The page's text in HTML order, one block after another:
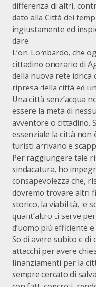
differenza di altri,
dato alla Città dei
ingiustamente ed
dare.
L’on. Lombardo, che
cittadino onorario di
della nuova rete idrica
ripresa della città ed
Una città senz’acqua
essere la meta di
avventore o cittadino.
essenziale la città non
turisti arrivano e
Per raggiungere tale
sindacatura, ho
consapevolezza che,
dovremo trovare altri
storico, la viabilità, le
quant’altro ci serve
d’uomo più efficiente
So di avere subito e di
attacchi per avere
finanziamenti per la
sempre cercato di